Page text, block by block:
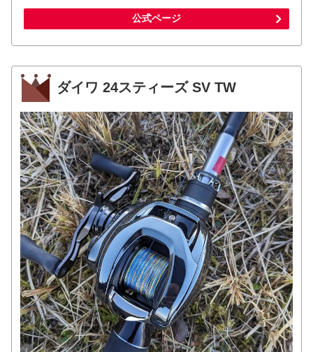
公式ページ
ダイワ 24スティーズ SV TW